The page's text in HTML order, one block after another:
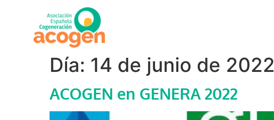
Día: 14 de junio de 2022
ACOGEN en GENERA 2022